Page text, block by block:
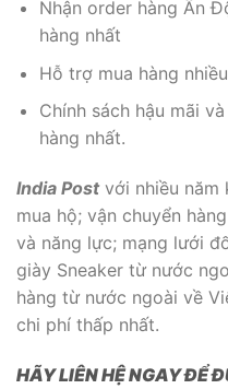
Nhận order hàng Ấn
hàng nhất
Hỗ trợ mua hàng
Chính sách hậu mãi
hàng nhất.
India Postvới nhiều năm
mua hộ; vận chuyển
và năng lực; mạng lưới
giày Sneaker từ nước
hàng từ nước ngoài về
chi phí thấp nhất.
HÃY LIÊN HỆ NGAY ĐỂ